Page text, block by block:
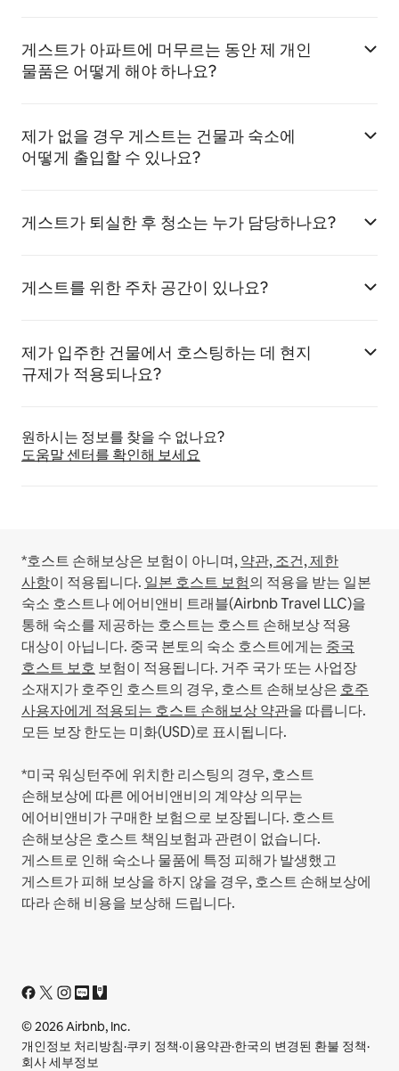
게스트가 아파트에 머무르는 동안 제 개인
물품은 어떻게 해야 하나요?
제가 없을 경우 게스트는 건물과 숙소에
어떻게 출입할 수 있나요?
게스트가 퇴실한 후 청소는 누가 담당하나요?
게스트를 위한 주차 공간이 있나요?
제가 입주한 건물에서 호스팅하는 데 현지
규제가 적용되나요?
원하시는 정보를 찾을 수 없나요?
도움말 센터를 확인해 보세요
*호스트 손해보상은 보험이 아니며,약관, 조건, 제한
사항이 적용됩니다. 일본 호스트 보험의 적용을 받는 일본
숙소 호스트나 에어비앤비 트래블(Airbnb Travel LLC)을
통해 숙소를 제공하는 호스트는 호스트 손해보상 적용
대상이 아닙니다. 중국 본토의 숙소 호스트에게는 중국
호스트 보호 보험이 적용됩니다. 거주 국가 또는 사업장
소재지가 호주인 호스트의 경우, 호스트 손해보상은 호주
사용자에게 적용되는 호스트 손해보상 약관을 따릅니다.
모든 보장 한도는 미화(USD)로 표시됩니다.
*미국 워싱턴주에 위치한 리스팅의 경우, 호스트
손해보상에 따른 에어비앤비의 계약상 의무는
에어비앤비가 구매한 보험으로 보장됩니다. 호스트
손해보상은 호스트 책임보험과 관련이 없습니다.
게스트로 인해 숙소나 물품에 특정 피해가 발생했고
게스트가 피해 보상을 하지 않을 경우, 호스트 손해보상에
따라 손해 비용을 보상해 드립니다.
© 2026 Airbnb, Inc.
개인정보 처리방침·쿠키 정책·이용약관·한국의 변경된 환불 정책·
회사 세부정보